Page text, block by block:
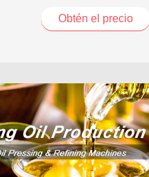
Obtén el precio